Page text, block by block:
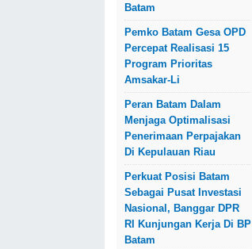
Batam
Pemko Batam Gesa OPD
Percepat Realisasi 15
Program Prioritas
Amsakar-Li
Peran Batam Dalam
Menjaga Optimalisasi
Penerimaan Perpajakan
Di Kepulauan Riau
Perkuat Posisi Batam
Sebagai Pusat Investasi
Nasional, Banggar DPR
RI Kunjungan Kerja Di BP
Batam